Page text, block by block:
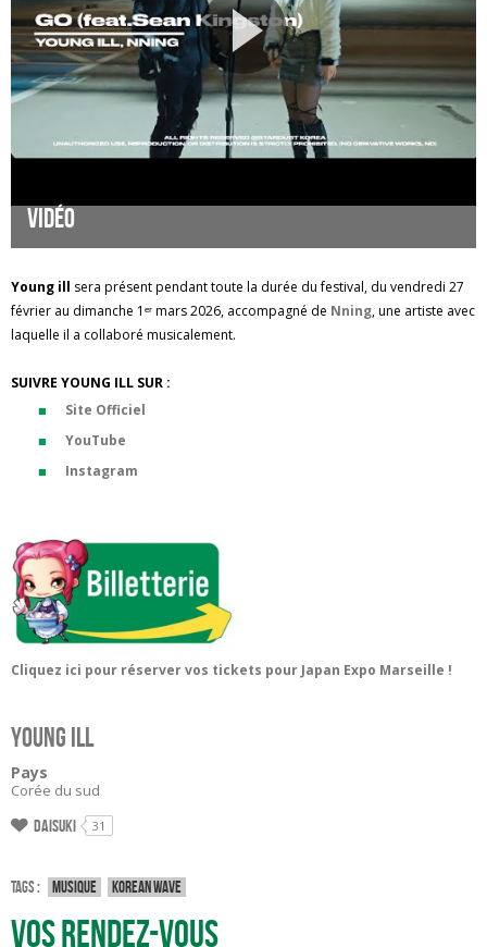
Vidéo
Young ill sera présent pendant toute la durée du festival, du vendredi 27
février au dimanche 1ᵉʳ mars 2026, accompagné de Nning, une artiste avec
laquelle il a collaboré musicalement.
SUIVRE YOUNG ILL SUR :
Site Officiel
YouTube
Instagram
Cliquez ici pour réserver vos tickets pour Japan Expo Marseille !
Young Ill
Pays
Corée du sud
Daisuki 31
Tags : Musique Korean wave
Vos rendez-vous